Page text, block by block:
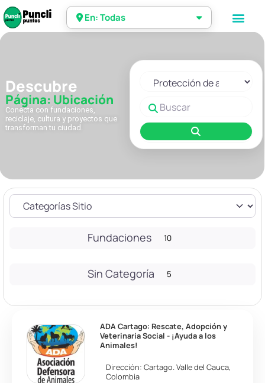
En: Todas
Descubre
Página: Ubicación
Conecta con fundaciones,
reciclaje, cultura y proyectos que
transforman tu ciudad.
Seleccionar el formulario de
Buscar
Fundaciones 10
Sin Categoría 5
ADA Cartago: Rescate, Adopción y
Veterinaria Social - ¡Ayuda a los
Animales!
Dirección:Cartago.Valle del Cauca,
Colombia